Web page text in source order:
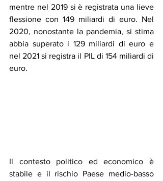
mentre nel 2019 si è registrata una lieve
flessione con 149 miliardi di euro. Nel
2020, nonostante la pandemia, si stima
abbia superato i 129 miliardi di euro e
nel 2021 si registra il PIL di 154 miliardi di
euro.
Il contesto politico ed economico è
stabile e il rischio Paese medio-basso